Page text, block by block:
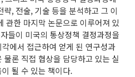
, 전술, 기술 등을 분석하고 그 이
관한 마지막 논문으로 이루어져 있
들이 미국의 통상정책 결정과정을
에서 접근하여 얻게 된 연구성과
론 직접 협상을 담당하고 있는 실
될 수 있는 책이다.